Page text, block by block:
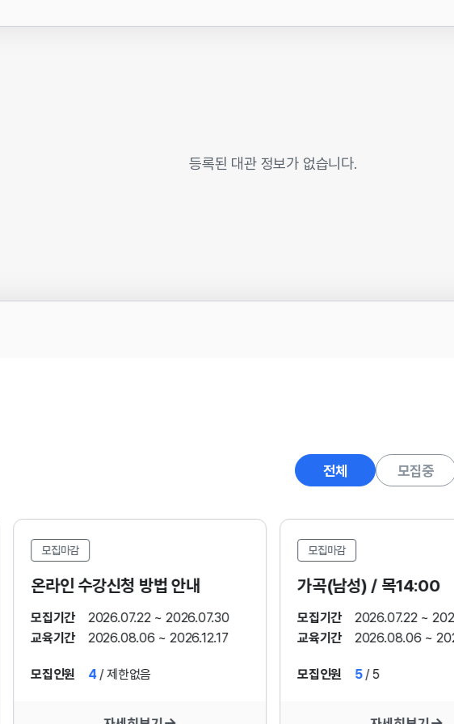
등록된 대관 정보가 없습니다.
전체 모집중
모집마감
온라인 수강신청 방법 안내
모집기간
2026.07.22 ~ 2026.07.30
교육기간
2026.08.06 ~ 2026.12.17
모집인원 4/ 제한없음
모집마감
가곡(남성) / 목14:00
모집기간
2026.07.22 ~
교육기간
2026.08.06 ~
모집인원 5/ 5